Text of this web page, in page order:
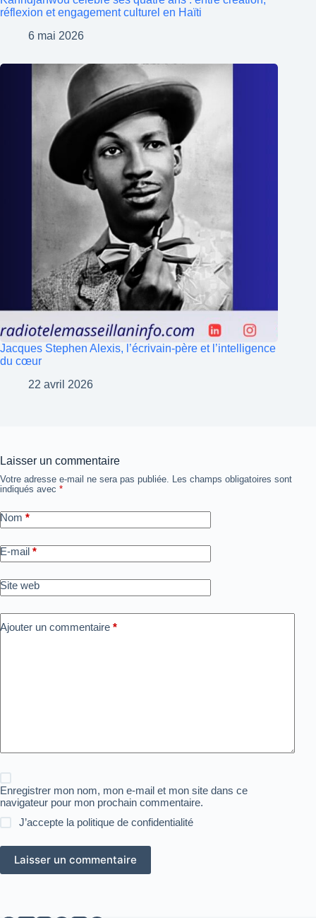
réflexion et engagement culturel en Haïti
6 mai 2026
Jacques Stephen Alexis, l’écrivain-père et l’intelligence
du cœur
22 avril 2026
Laisser un commentaire
Votre adresse e-mail ne sera pas publiée. Les champs obligatoires sont
indiqués avec *
Nom *
E-mail *
Site web
Ajouter un commentaire *
Enregistrer mon nom, mon e-mail et mon site dans ce
navigateur pour mon prochain commentaire.
J’accepte la politique de confidentialité
Laisser un commentaire